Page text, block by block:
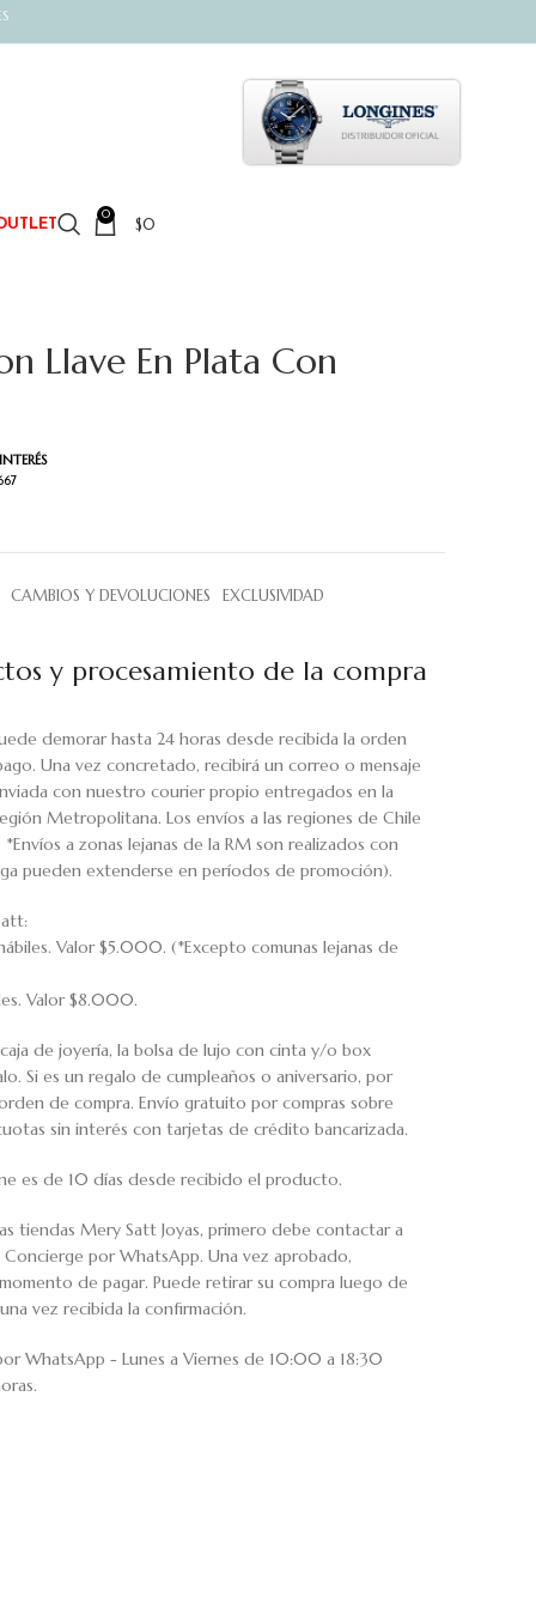
0 $0
Llave En Plata Con
CAMBIOS Y DEVOLUCIONES EXCLUSIVIDAD
y procesamiento de la compra
demorar hasta 24 horas desde recibida la orden
Una vez concretado, recibirá un correo o mensaje
con nuestro courier propio entregados en la
Metropolitana. Los envíos a las regiones de Chile
a zonas lejanas de la RM son realizados con
pueden extenderse en períodos de promoción).
Valor $5.000. (*Excepto comunas lejanas de
Valor $8.000.
de joyería, la bolsa de lujo con cinta y/o box
Si es un regalo de cumpleaños o aniversario, por
de compra. Envío gratuito por compras sobre
sin interés con tarjetas de crédito bancarizada.
es de 10 días desde recibido el producto.
tiendas Mery Satt Joyas, primero debe contactar a
por WhatsApp. Una vez aprobado,
de pagar. Puede retirar su compra luego de
vez recibida la confirmación.
WhatsApp - Lunes a Viernes de 10:00 a 18:30